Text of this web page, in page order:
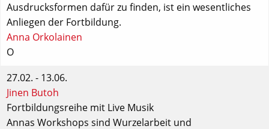
Ausdrucksformen dafür zu finden, ist ein wesentliches
Anliegen der Fortbildung.
Anna Orkolainen
O
27.02. - 13.06.
Jinen Butoh
Fortbildungsreihe mit Live Musik
Annas Workshops sind Wurzelarbeit und